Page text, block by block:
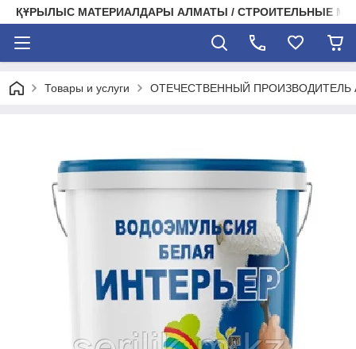
ҚҰРЫЛЫС МАТЕРИАЛДАРЫ АЛМАТЫ / СТРОИТЕЛЬНЫЕ
Товары и услуги ОТЕЧЕСТВЕННЫЙ ПРОИЗВОДИТЕЛЬ